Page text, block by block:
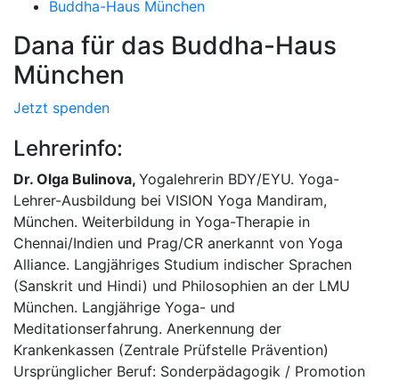
Buddha-Haus München
Dana für das Buddha-Haus
München
Jetzt spenden
Lehrerinfo:
Dr. Olga Bulinova, Yogalehrerin BDY/EYU. Yoga-
Lehrer-Ausbildung bei VISION Yoga Mandiram,
München. Weiterbildung in Yoga-Therapie in
Chennai/Indien und Prag/CR anerkannt von Yoga
Alliance. Langjähriges Studium indischer Sprachen
(Sanskrit und Hindi) und Philosophien an der LMU
München. Langjährige Yoga- und
Meditationserfahrung. Anerkennung der
Krankenkassen (Zentrale Prüfstelle Prävention)
Ursprünglicher Beruf: Sonderpädagogik / Promotion